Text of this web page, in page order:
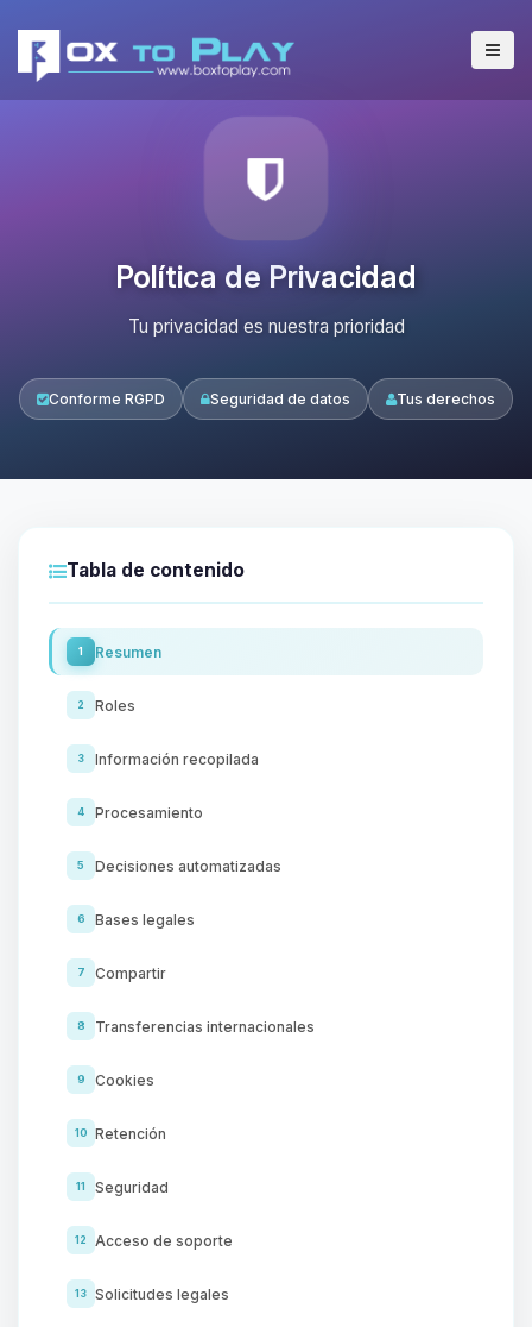
Política de Privacidad
Tu privacidad es nuestra prioridad
Conforme RGPD Seguridad de datos Tus derechos
Tabla de contenido
1 Resumen
2 Roles
3 Información recopilada
4 Procesamiento
5 Decisiones automatizadas
6 Bases legales
7 Compartir
8 Transferencias internacionales
9 Cookies
10 Retención
11 Seguridad
12 Acceso de soporte
13 Solicitudes legales